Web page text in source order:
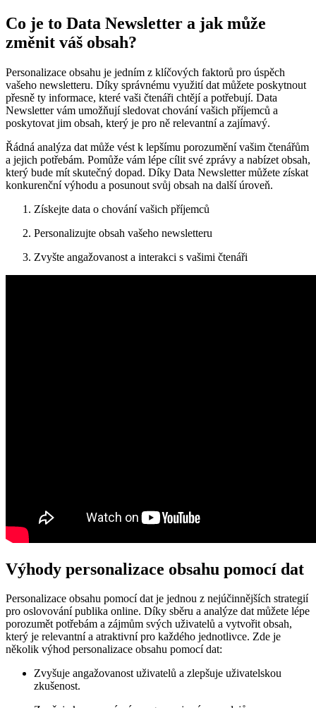
Co je to Data Newsletter a jak může
změnit váš obsah?
Personalizace obsahu je jedním z klíčových faktorů pro úspěch
vašeho newsletteru. Díky správnému využití dat můžete poskytnout
přesně ty informace, které vaši čtenáři chtějí a potřebují. Data
Newsletter vám umožňují sledovat chování vašich příjemců a
poskytovat jim obsah, který je pro ně relevantní a zajímavý.
Řádná analýza dat může vést k lepšímu porozumění vašim čtenářům
a jejich potřebám. Pomůže vám lépe cílit své zprávy a nabízet obsah,
který bude mít skutečný dopad. Díky Data Newsletter můžete získat
konkurenční výhodu a posunout svůj obsah na další úroveň.
Získejte data o chování vašich příjemců
Personalizujte obsah vašeho newsletteru
Zvyšte angažovanost a interakci s vašimi čtenáři
Výhody personalizace obsahu pomocí dat
Personalizace obsahu pomocí dat je jednou z nejúčinnějších strategií
pro oslovování publika online. Díky sběru a analýze dat můžete lépe
porozumět potřebám a zájmům svých uživatelů a vytvořit obsah,
který je relevantní a atraktivní pro každého jednotlivce. Zde je
několik výhod personalizace obsahu pomocí dat:
Zvyšuje angažovanost uživatelů a zlepšuje uživatelskou
zkušenost.